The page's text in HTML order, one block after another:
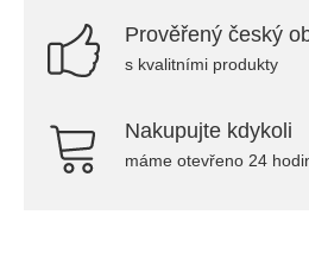
Prověřený český
s kvalitními produkty
Nakupujte kdykoli
máme otevřeno 24